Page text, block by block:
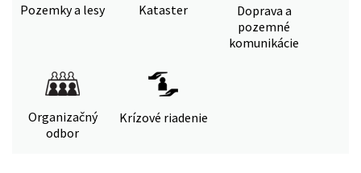
Pozemky a lesy Kataster
Doprava a
pozemné
komunikácie
Organizačný
odbor
Krízové riadenie